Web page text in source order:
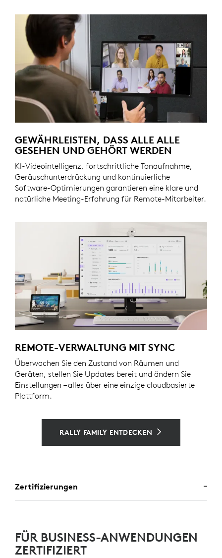
GEWÄHRLEISTEN, DASS ALLE ALLE
GESEHEN UND GEHÖRT WERDEN
KI-Videointelligenz, fortschrittliche Tonaufnahme,
Geräuschunterdrückung und kontinuierliche
Software-Optimierungen garantieren eine klare und
natürliche Meeting-Erfahrung für Remote-Mitarbeiter.
REMOTE-VERWALTUNG MIT SYNC
Überwachen Sie den Zustand von Räumen und
Geräten, stellen Sie Updates bereit und ändern Sie
Einstellungen – alles über eine einzige cloudbasierte
Plattform.
RALLY FAMILY ENTDECKEN
Zertifizierungen
FÜR BUSINESS-ANWENDUNGEN
ZERTIFIZIERT